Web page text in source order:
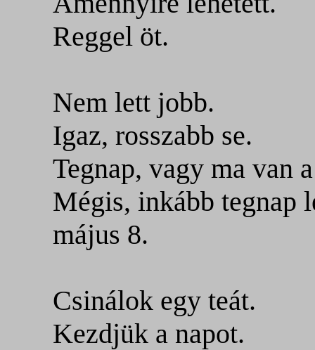
Reggel öt.
Nem lett jobb.
Igaz, rosszabb se.
Tegnap, vagy ma van
Mégis, inkább tegnap
május 8.
Csinálok egy teát.
Kezdjük a napot.